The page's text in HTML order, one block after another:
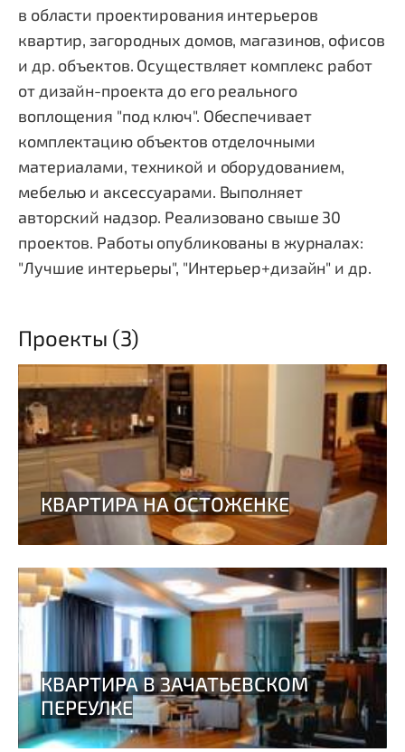
в области проектирования интерьеров
квартир, загородных домов, магазинов, офисов
и др. объектов. Осуществляет комплекс работ
от дизайн-проекта до его реального
воплощения "под ключ". Обеспечивает
комплектацию объектов отделочными
материалами, техникой и оборудованием,
мебелью и аксессуарами. Выполняет
авторский надзор. Реализовано свыше 30
проектов. Работы опубликованы в журналах:
"Лучшие интерьеры", "Интерьер+дизайн" и др.
Проекты (3)